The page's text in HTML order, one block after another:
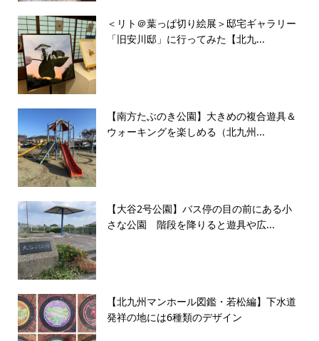
＜リト＠葉っぱ切り絵展＞邸宅ギャラリー
「旧安川邸」に行ってみた【北九...
【南方たぶのき公園】大きめの複合遊具＆
ウォーキングを楽しめる（北九州...
【大谷2号公園】バス停の目の前にある小
さな公園 階段を降りると遊具や広...
【北九州マンホール図鑑・若松編】下水道
発祥の地には6種類のデザイン